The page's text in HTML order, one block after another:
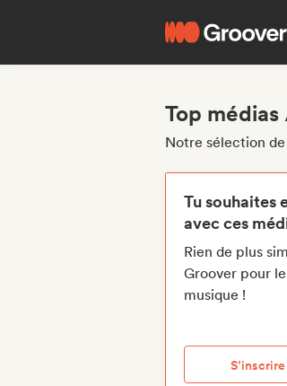
Top
Notre sélection
Tu souhaites
avec ces
Rien de plus
Groover pour
musique !